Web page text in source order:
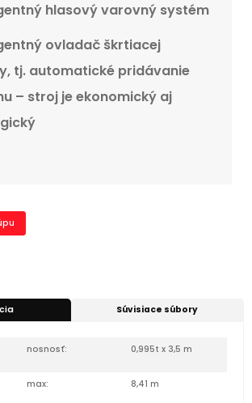
hlasový varovný systém
ovladač škrtiacej
tj. automatické pridávanie
– stroj je ekonomický aj
Súvisiace súbory
nosnosť: 0,995t x 3,5 m
max: 8,41 m